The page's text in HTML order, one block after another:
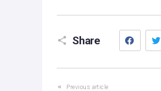
Share
Previous article